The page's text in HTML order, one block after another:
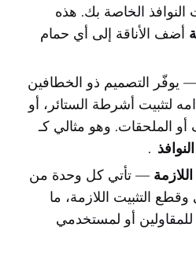
الخاصة بك. هذه
أضف الأناقة إلى أي حمام
يوفّر التصميم ذو الخطافين
لتثبيت أشرطة الستائر، أو
الملحقات. وهو مثالي كـ
.
— تأتي كل وحدة من
التثبيت اللازمة، ما
أو لمستخدمي